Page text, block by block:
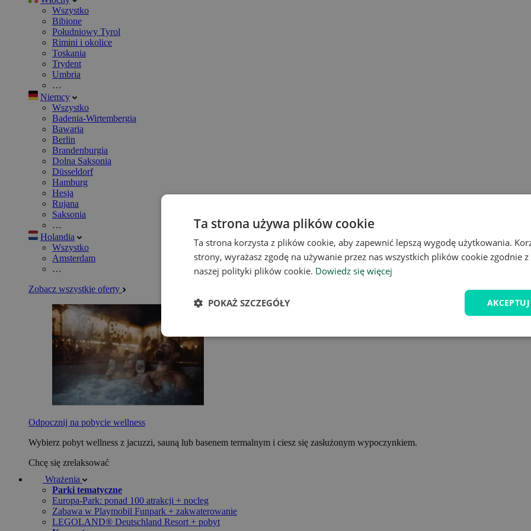
Wszystko
Bibione
Południowy Tyrol
Rimini i okolice
Toskania
Trydent
Umbria
…
Niemcy
Wszystko
Badenia-Wirtembergia
Bawaria
Berlin
Brandenburgia
Dolna Saksonia
Düsseldorf
Hamburg
Hesja
Rujana
Saksonia
…
Holandia
Wszystko
Amsterdam
…
Zobacz wszystkie oferty
Odpocznij na pobycie wellness
Wybierz pobyt wellness z jacuzzi, sauną lub basenem termalnym i ciesz się zasłużonym wypoczynkiem.
Chcę się zrelaksować
Wrażenia
Parki tematyczne
Europa-Park: ponad 100 atrakcji + nocleg
Zabawa w Playmobil Funpark + zakwaterowanie
LEGOLAND® Deutschland Resort + pobyt
Ta strona używa plików cookie
Ta strona korzysta z plików cookie, aby zapewnić lepszą wygodę użytkowania.
strony, wyrażasz zgodę na używanie przez nas wszystkich plików cookie zgodnie
naszej polityki plików cookie. Dowiedz się więcej
POKAŻ SZCZEGÓŁY